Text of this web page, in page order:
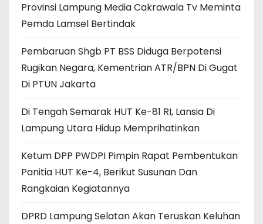
Provinsi Lampung Media Cakrawala Tv Meminta
Pemda Lamsel Bertindak
Pembaruan Shgb PT BSS Diduga Berpotensi
Rugikan Negara, Kementrian ATR/BPN Di Gugat
Di PTUN Jakarta
Di Tengah Semarak HUT Ke-81 RI, Lansia Di
Lampung Utara Hidup Memprihatinkan
Ketum DPP PWDPI Pimpin Rapat Pembentukan
Panitia HUT Ke-4, Berikut Susunan Dan
Rangkaian Kegiatannya
DPRD Lampung Selatan Akan Teruskan Keluhan